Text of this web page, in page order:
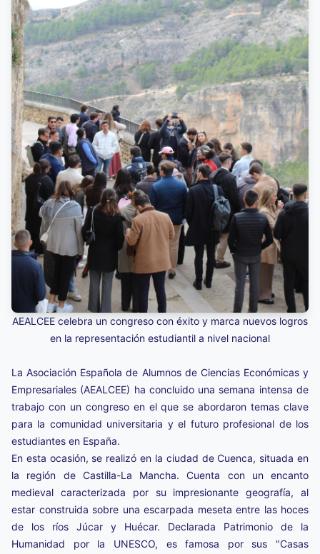
AEALCEE celebra un congreso con éxito y marca nuevos logros
en la representación estudiantil a nivel nacional
La Asociación Española de Alumnos de Ciencias Económicas y
Empresariales (AEALCEE) ha concluido una semana intensa de
trabajo con un congreso en el que se abordaron temas clave
para la comunidad universitaria y el futuro profesional de los
estudiantes en España.
En esta ocasión, se realizó en la ciudad de Cuenca, situada en
la región de Castilla-La Mancha. Cuenta con un encanto
medieval caracterizada por su impresionante geografía, al
estar construida sobre una escarpada meseta entre las hoces
de los ríos Júcar y Huécar. Declarada Patrimonio de la
Humanidad por la UNESCO, es famosa por sus "Casas